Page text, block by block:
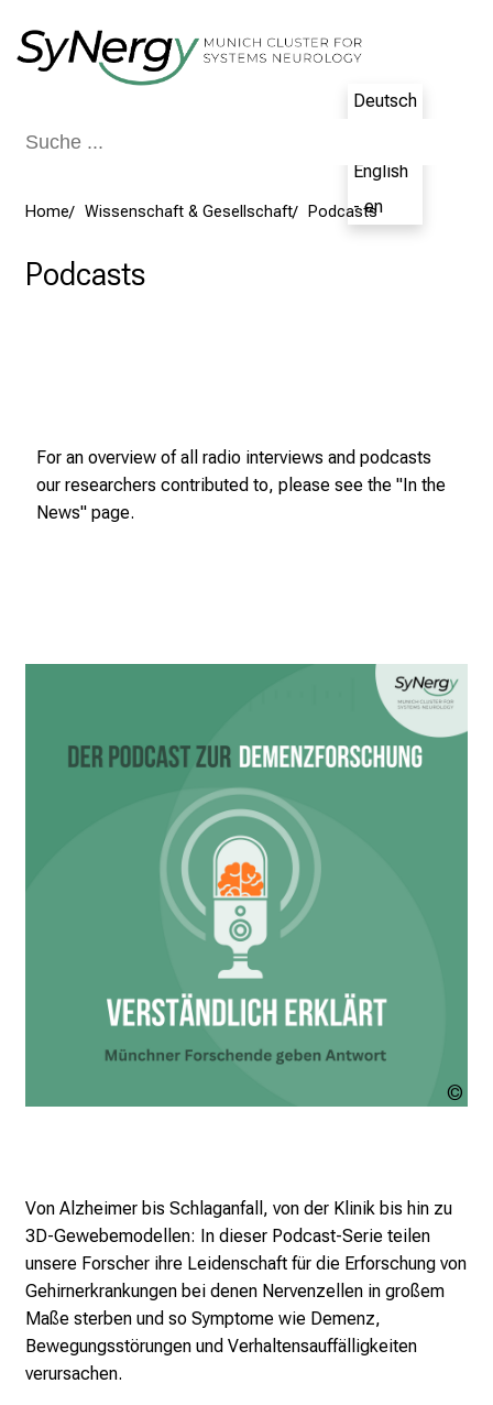
Deutsch
English
- en
Home Wissenschaft & Gesellschaft Podcasts
Podcasts
For an overview of all radio interviews and podcasts
our researchers contributed to, please see the " In the
News" page.
Von Alzheimer bis Schlaganfall, von der Klinik bis hin zu
3D-Gewebemodellen: In dieser Podcast-Serie teilen
unsere Forscher ihre Leidenschaft für die Erforschung von
Gehirnerkrankungen bei denen Nervenzellen in großem
Maße sterben und so Symptome wie Demenz,
Bewegungsstörungen und Verhaltensauffälligkeiten
verursachen.